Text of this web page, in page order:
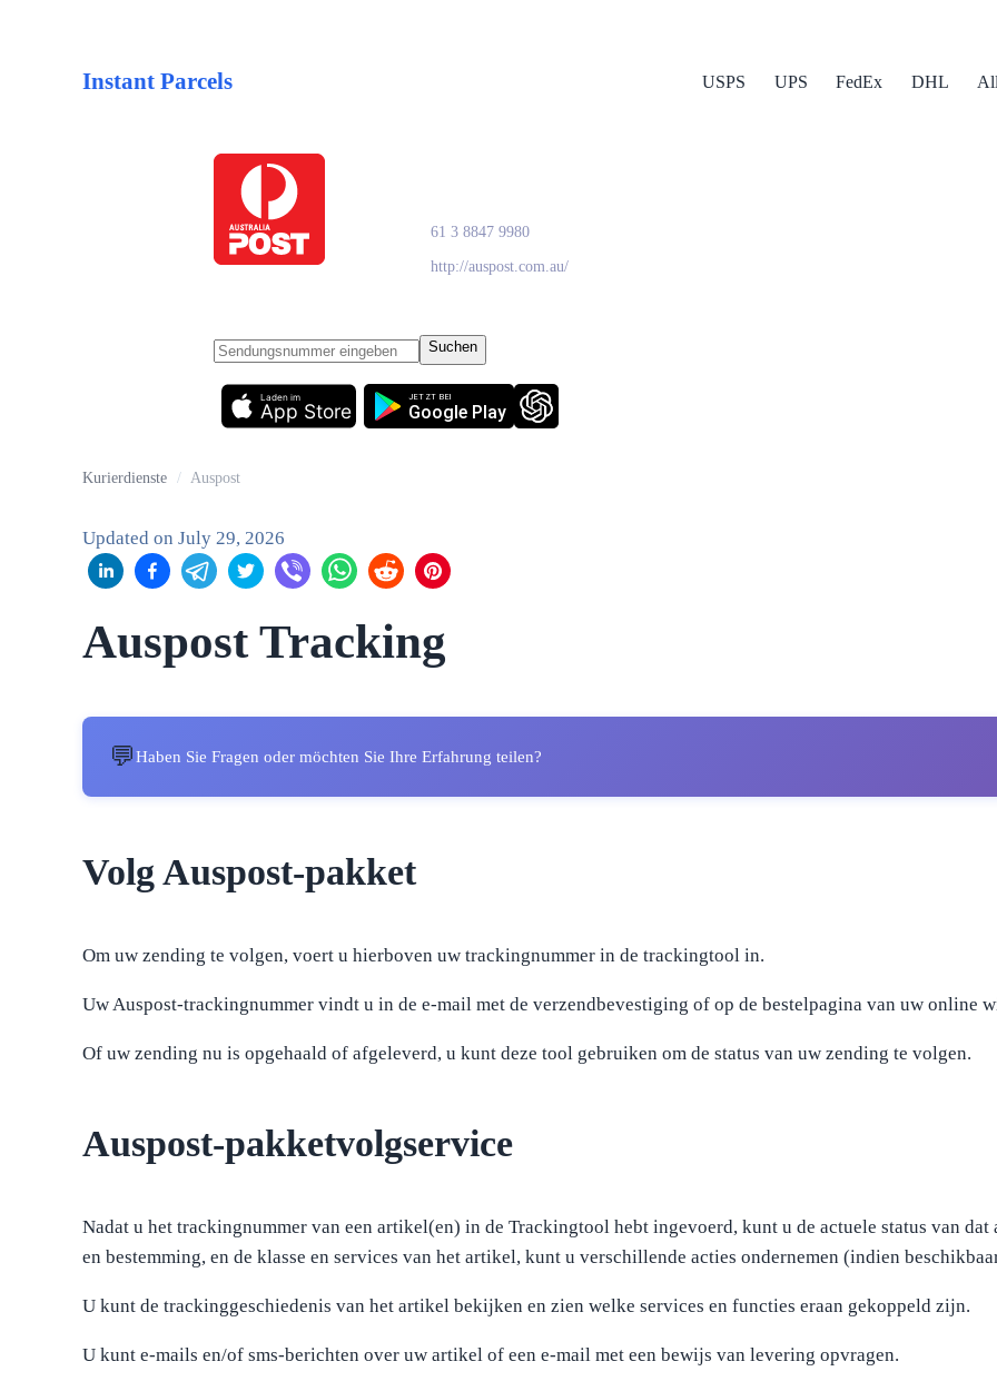
Instant Parcels USPS UPS FedEx DHL
61 3 8847 9980
http://auspost.com.au/
Suchen
App Store
Laden im
Google Play
JETZT BEI
Kurierdienste / Auspost
Updated onJuly 29, 2026
Auspost Tracking
💬Haben Sie Fragen oder möchten Sie Ihre Erfahrung teilen?
Volg Auspost-pakket
Om uw zending te volgen, voert u hierboven uw trackingnummer in de trackingtool in.
Uw Auspost-trackingnummer vindt u in de e-mail met de verzendbevestiging of op de bestelpagina van uw online
Of uw zending nu is opgehaald of afgeleverd, u kunt deze tool gebruiken om de status van uw zending te volgen.
Auspost-pakketvolgservice
Nadat u het trackingnummer van een artikel(en) in de Trackingtool hebt ingevoerd, kunt u de actuele status van
en bestemming, en de klasse en services van het artikel, kunt u verschillende acties ondernemen (indien
U kunt de trackinggeschiedenis van het artikel bekijken en zien welke services en functies eraan gekoppeld zijn.
U kunt e-mails en/of sms-berichten over uw artikel of een e-mail met een bewijs van levering opvragen.